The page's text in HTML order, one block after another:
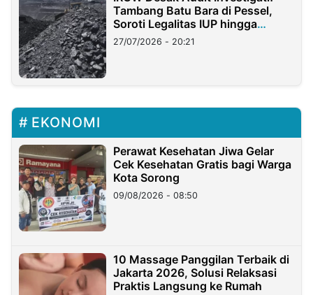
Tambang Batu Bara di Pessel,
Soroti Legalitas IUP hingga
Stockpile
27/07/2026 - 20:21
EKONOMI
Perawat Kesehatan Jiwa Gelar
Cek Kesehatan Gratis bagi Warga
Kota Sorong
09/08/2026 - 08:50
10 Massage Panggilan Terbaik di
Jakarta 2026, Solusi Relaksasi
Praktis Langsung ke Rumah